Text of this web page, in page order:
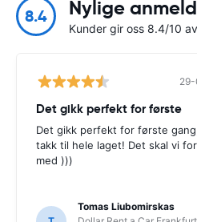
8.4 Nylige
Kunder gir oss 8.4/10
Det gikk perfekt for første
Det gikk perfekt for første
takk til hele laget! Det skal vi
med )))
Tomas Liubomirskas